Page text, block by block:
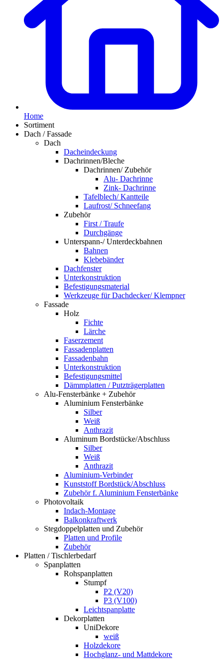
Home
Sortiment
Dach / Fassade
Dach
Dacheindeckung
Dachrinnen/Bleche
Dachrinnen/ Zubehör
Alu- Dachrinne
Zink- Dachrinne
Tafelblech/ Kantteile
Laufrost/ Schneefang
Zubehör
First / Traufe
Durchgänge
Unterspann-/ Unterdeckbahnen
Bahnen
Klebebänder
Dachfenster
Unterkonstruktion
Befestigungsmaterial
Werkzeuge für Dachdecker/ Klempner
Fassade
Holz
Fichte
Lärche
Faserzement
Fassadenplatten
Fassadenbahn
Unterkonstruktion
Befestigungsmittel
Dämmplatten / Putzträgerplatten
Alu-Fensterbänke + Zubehör
Aluminium Fensterbänke
Silber
Weiß
Anthrazit
Aluminum Bordstücke/Abschluss
Silber
Weiß
Anthrazit
Aluminium-Verbinder
Kunststoff Bordstück/Abschluss
Zubehör f. Aluminium Fensterbänke
Photovoltaik
Indach-Montage
Balkonkraftwerk
Stegdoppelplatten und Zubehör
Platten und Profile
Zubehör
Platten / Tischlerbedarf
Spanplatten
Rohspanplatten
Stumpf
P2 (V20)
P3 (V100)
Leichtspanplatte
Dekorplatten
UniDekore
weiß
Holzdekore
Hochglanz- und Mattdekore